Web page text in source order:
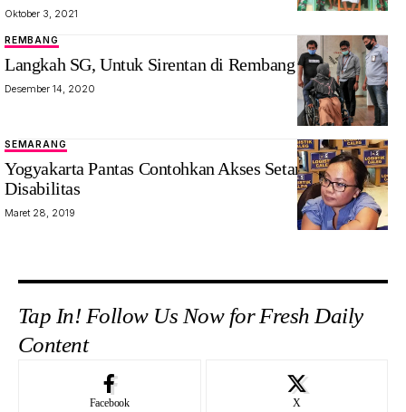
Oktober 3, 2021
REMBANG
Langkah SG, Untuk Sirentan di Rembang
Desember 14, 2020
SEMARANG
Yogyakarta Pantas Contohkan Akses Setara Untuk
Disabilitas
Maret 28, 2019
Tap In! Follow Us Now for Fresh Daily
Content
Facebook X